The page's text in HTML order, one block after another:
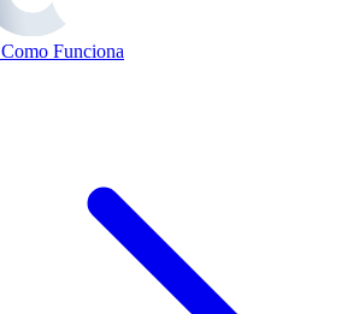
Como Funciona